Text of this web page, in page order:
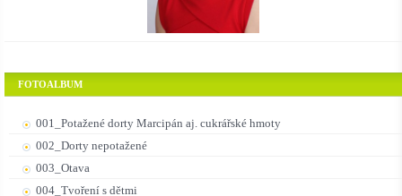
FOTOALBUM
001_Potažené dorty Marcipán aj. cukrářské hmoty
002_Dorty nepotažené
003_Otava
004_Tvoření s dětmi